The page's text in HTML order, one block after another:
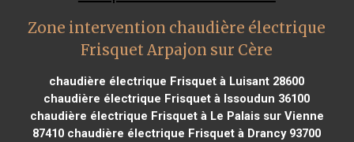
Zone intervention chaudière électrique
Frisquet Arpajon sur Cère
chaudière électrique Frisquet à Luisant 28600
chaudière électrique Frisquet à Issoudun 36100
chaudière électrique Frisquet à Le Palais sur Vienne
87410 chaudière électrique Frisquet à Drancy 93700